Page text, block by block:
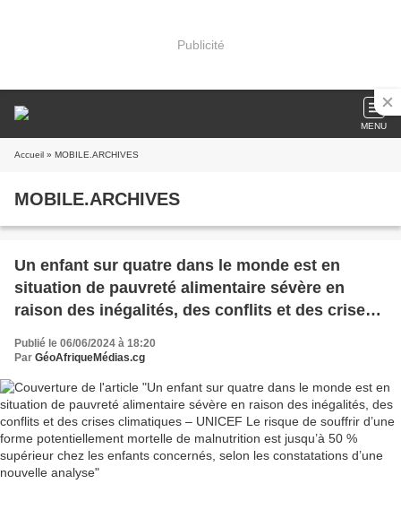
Publicité
MENU
Accueil » MOBILE.ARCHIVES
MOBILE.ARCHIVES
Un enfant sur quatre dans le monde est en
situation de pauvreté alimentaire sévère en
raison des inégalités, des conflits et des crises
climatiques – UNICEF Le risque de souffrir
d’une forme potentiellement mortelle de
enfants concernés, selon les constatations
d’une nouvelle analyse
Publié le 06/06/2024 à 18:20
Par GéoAfriqueMédias.cg